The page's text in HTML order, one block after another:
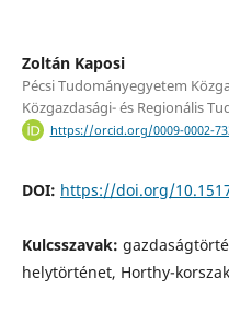
Zoltán Kaposi
Pécsi Tudományegyetem
Közgazdasági- és Regionális
https://orcid.org/0009-0002-
DOI: https://doi.org/
Kulcsszavak:
helytörténet, Horthy-